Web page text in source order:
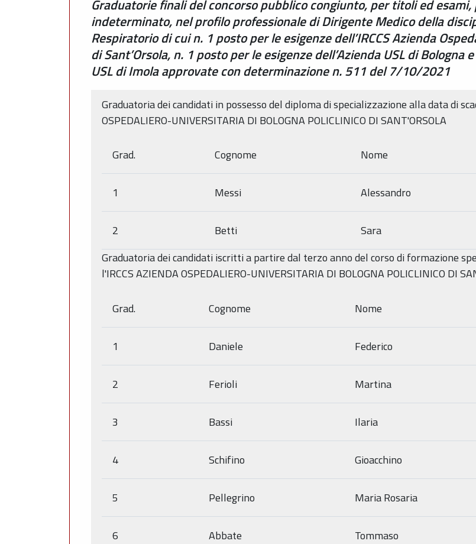
Graduatorie finali del concorso pubblico congiunto, per titoli ed
indeterminato, nel profilo professionale di Dirigente Medico della
Respiratorio di cui n. 1 posto per le esigenze dell’IRCCS Azienda
di Sant’Orsola, n. 1 posto per le esigenze dell’Azienda USL di Bologna
USL di Imola approvate con determinazione n. 511 del 7/10/2021
Graduatoria dei candidati in possesso del diploma di specializzazione alla data di
OSPEDALIERO-UNIVERSITARIA DI BOLOGNA POLICLINICO DI SANT'ORSOLA
Grad. Cognome Nome
1 Messi Alessandro
2 Betti Sara
Graduatoria dei candidati iscritti a partire dal terzo anno del corso di formazione
l'IRCCS AZIENDA OSPEDALIERO-UNIVERSITARIA DI BOLOGNA POLICLINICO DI
Grad. Cognome Nome
1 Daniele Federico
2 Ferioli Martina
3 Bassi Ilaria
4 Schifino Gioacchino
5 Pellegrino Maria Rosaria
6 Abbate Tommaso